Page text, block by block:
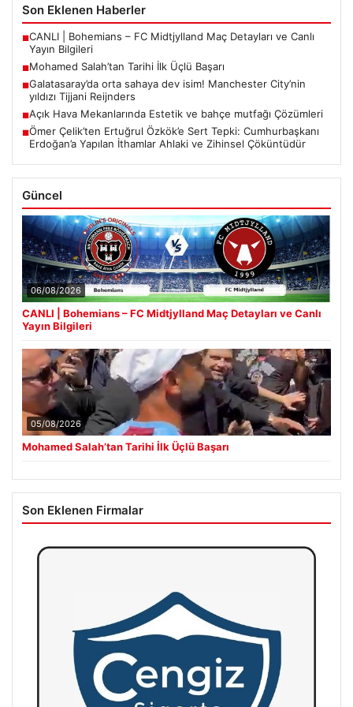
Son Eklenen Haberler
■CANLI | Bohemians – FC Midtjylland Maç Detayları ve Canlı
Yayın Bilgileri
■Mohamed Salah’tan Tarihi İlk Üçlü Başarı
■Galatasaray’da orta sahaya dev isim! Manchester City’nin
yıldızı Tijjani Reijnders
■Açık Hava Mekanlarında Estetik ve bahçe mutfağı Çözümleri
■Ömer Çelik’ten Ertuğrul Özkök’e Sert Tepki: Cumhurbaşkanı
Erdoğan’a Yapılan İthamlar Ahlaki ve Zihinsel Çöküntüdür
Güncel
06/08/2026
CANLI | Bohemians – FC Midtjylland Maç Detayları ve Canlı
Yayın Bilgileri
05/08/2026
Mohamed Salah’tan Tarihi İlk Üçlü Başarı
Son Eklenen Firmalar